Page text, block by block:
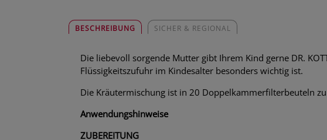
BESCHREIBUNG SICHER & REGIONAL
Die liebevoll sorgende Mutter gibt Ihrem Kind gerne DR.
Flüssigkeitszufuhr im Kindesalter besonders wichtig ist.
Die Kräutermischung ist in 20 Doppelkammerfilterbeuteln
Anwendungshinweise
ZUBEREITUNG